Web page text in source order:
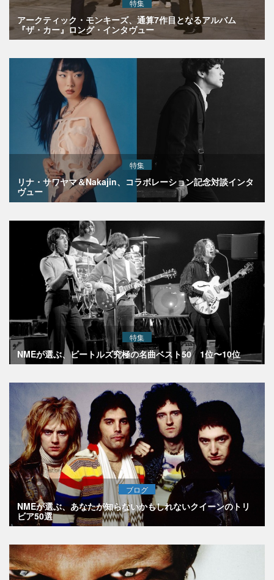
特集
アークティック・モンキーズ、通算7作目となるアルバム
『ザ・カー』ロング・インタヴュー
特集
リナ・サワヤマ＆Nakajin、コラボレーション記念対談インタ
ヴュー
特集
NMEが選ぶ、ビートルズ究極の名曲ベスト50 1位〜10位
ブログ
NMEが選ぶ、あなたが知らないかもしれないクイーンのトリ
ビア50選